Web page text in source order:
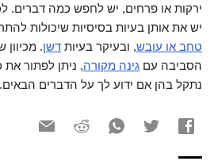
ירקות או פרחים, יש לחפש כמה דברים.
יש את אותן בעיות בסיסיות שיכולות
טחב או עובש, ובעיקר בעיות דשן.
הסביבה עם גינה מקורה, ניתן לפתור
נתקל בהן אם ידוע לך על הדברים הבאים.